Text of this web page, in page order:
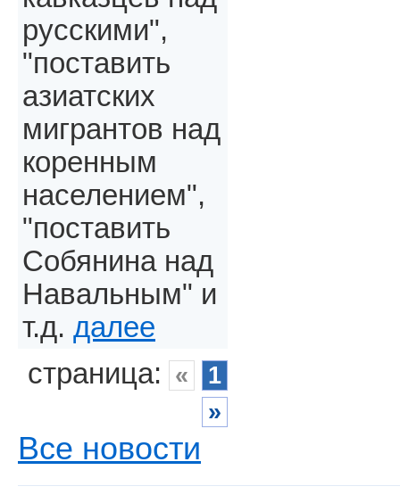
русскими",
"поставить
азиатских
мигрантов над
коренным
населением",
"поставить
Собянина над
Навальным" и
т.д. далее
страница: «
1
»
Все новости